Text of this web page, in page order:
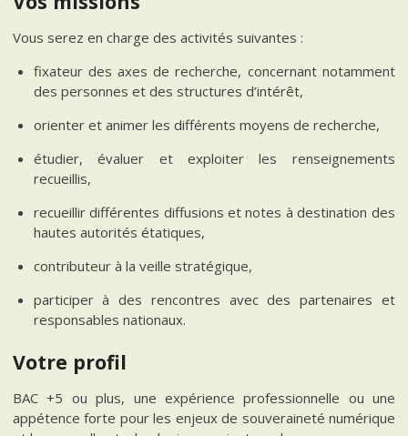
Vous serez en charge des activités suivantes :
fixateur des axes de recherche, concernant notamment
des personnes et des structures d’intérêt,
orienter et animer les différents moyens de recherche,
étudier, évaluer et exploiter les renseignements
recueillis,
recueillir différentes diffusions et notes à destination des
hautes autorités étatiques,
contributeur à la veille stratégique,
participer à des rencontres avec des partenaires et
responsables nationaux.
Votre profil
BAC +5 ou plus, une expérience professionnelle ou une
appétence forte pour les enjeux de souveraineté numérique